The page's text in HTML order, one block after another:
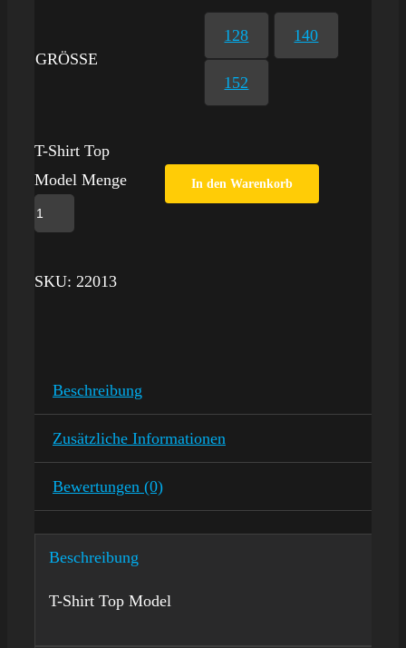
GRÖSSE
128 140
152
T-Shirt Top
Model Menge
In den Warenkorb
SKU: 22013
Beschreibung
Zusätzliche Informationen
Bewertungen (0)
Beschreibung
T-Shirt Top Model